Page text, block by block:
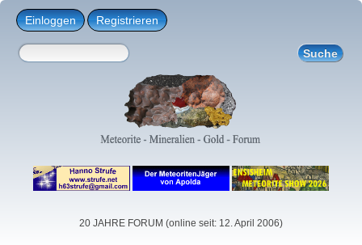
Einloggen Registrieren
20 JAHRE FORUM (online seit: 12. April 2006)